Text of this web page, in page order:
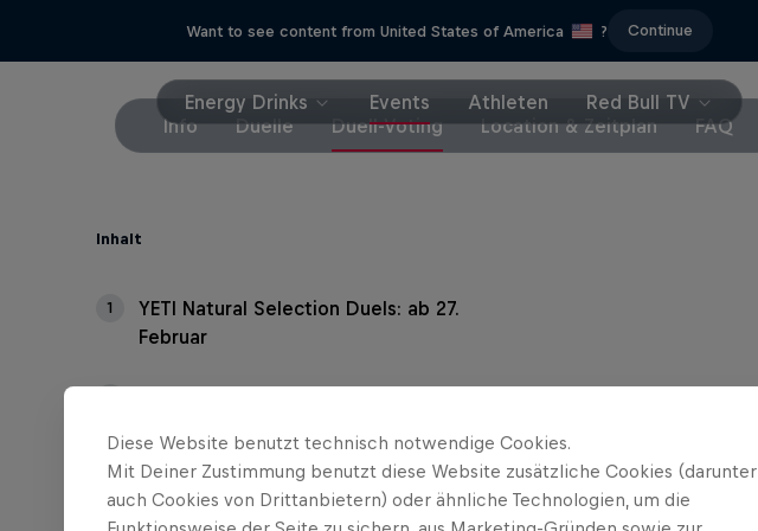
Want to see content from United States of America ? Continue
Energy Drinks Events Athleten
Red Bull TV
Info
Duelle Duell-Voting Location & Zeitplan FAQ
Inhalt
1
YETI Natural Selection Duels: ab 27.
Februar
10. …
Diese Website benutzt technisch notwendige Cookies.
Mit Deiner Zustimmung benutzt diese Website zusätzliche Cookies (darunter
auch Cookies von Drittanbietern) oder ähnliche Technologien, um die